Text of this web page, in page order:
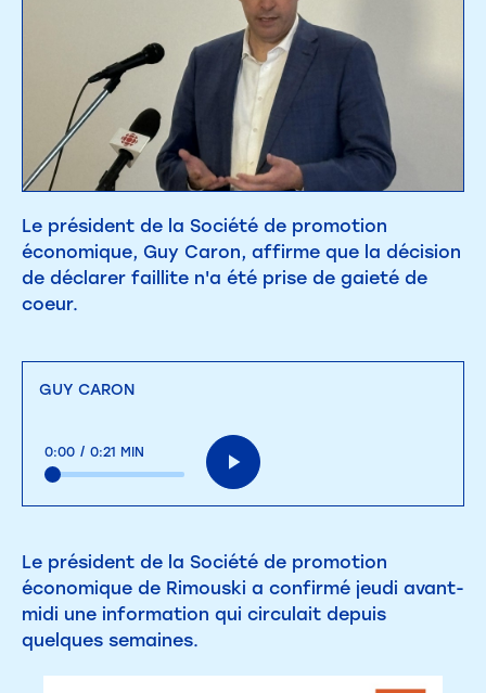
Le président de la Société de promotion
économique, Guy Caron, affirme que la décision
de déclarer faillite n'a été prise de gaieté de
coeur.
GUY CARON
0:00 / 0:21 MIN
Le président de la Société de promotion
économique de Rimouski a confirmé jeudi avant-
midi une information qui circulait depuis
quelques semaines.